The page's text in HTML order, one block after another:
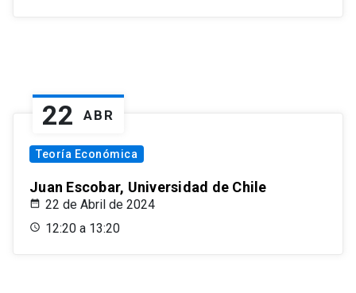
22 ABR
Teoría Económica
Juan Escobar, Universidad de Chile
22 de Abril de 2024
12:20 a 13:20